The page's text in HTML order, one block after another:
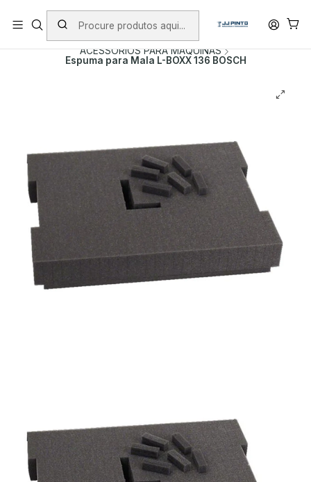
PORTES INCLUÍDOS EM ENCOMENDAS +75€ (excepto ilhas)
Início PRODUTOS
ACESSÓRIOS
ACESSORIOS PARA MAQUINAS
Espuma para Mala L-BOXX 136 BOSCH